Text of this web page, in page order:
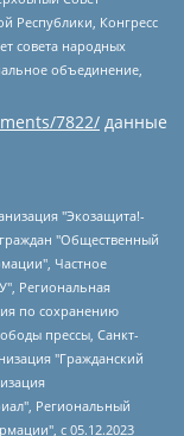
Республики, Конгресс
совета народных
объединение,
7822/ данные
Беляев Иван Михайлович, Владыкина Елена Сергеевна, Гельман Марат Александрович, Никульшина Вероника Юрьевна, Толоконникова Надежда Андреевна, Шендерович Виктор Анатольевич, Общество с ограниченной ответственностью "Данное сообщение", Общество с ограниченной ответственностью Издательский дом "Новая глава", Айнбиндер Александра Александровна, Московский комьюнити-центр для ЛГБТ+инициатив, Благотворительный фонд развития филантропии, Deutsche Welle (Германия, Kurt-Schumacher-Strasse 3, 53113 Bonn), Борзунова Мария Михайловна, Воробьев Виктор Викторович, Голубева Анна Львовна, Константинова Алла Михайловна, Малкова Ирина Владимировна, Мурадов Мурад Абдулгалимович, Осетинская Елизавета Николаевна, Понасенков Евгений Николаевич, Ганапольский Матвей Юрьевич, Киселев Евгений Алексеевич, Борухович Ирина Григорьевна, Дремин Иван Тимофеевич, Дубровский Дмитрий Викторович, Красноярская региональная общественная организация поддержки и развития альтернативных образовательных технологий и межкультурных коммуникаций "ИНТЕРРА", Маяковская Екатерина Алексеевна, Фейгин Марк Захарович, Филимонов Андрей Викторович, Дзугкоева Регина Николаевна, Доброхотов Роман Александрович, Дудь Юрий Александрович, Елкин Сергей Владимирович, Кругликов Кирилл Игоревич, Сабунаева Мария Леонидовна, Семенов Алексей Владимирович, Шаинян Карен Багратович, Шульман Екатерина Михайловна, Асафьев Артур Валерьевич, Вахштайн Виктор Семенович, Венедиктов Алексей Алексеевич, Лушникова Екатерина Евгеньевна, Волков Леонид Михайлович, Невзоров Александр Глебович, Пархоменко Сергей Борисович, Сироткин Ярослав Николаевич, Кара-Мурза Владимир Владимирович, Баранова Наталья Владимировна, Гозман Леонид Яковлевич, Кагарлицкий Борис Юльевич, Климарев Михаил Валерьевич, Милов Владимир Станиславович, Автономная некоммерческая организация Краснодарский центр современного искусства "Типография", Моргенштерн Алишер Тагирович, Соболь Любовь Эдуардовна, Общество с ограниченной ответственностью "ЛИЗА НОРМ", Каспаров Гарри Кимович, Ходорковский Михаил Борисович, Общество с ограниченной ответственностью "Апрельские тезисы", Данилович Ирина Брониславовна, Кашин Олег Владимирович, Петров Николай Владимирович, Пивоваров Алексей Владимирович, Соколов Михаил Владимирович, Цветкова Юлия Владимировна, Чичваркин Евгений Александрович, Комитет против пыток/Команда против пыток, Общество с ограниченной ответственностью "Первый научный", Общество с ограниченной ответственностью "Вертолет и ко", Белоцерковская Вероника Борисовна, Кац Максим Евгеньевич, Лазарева Татьяна Юрьевна, Шаведдинов Руслан Табризович, Яшин Илья Валерьевич, Общество с ограниченной ответственностью "Иноагент ААВ", Алешковский Дмитрий Петрович, Альбац Евгения Марковна, Быков Дмитрий Львович, Галямина Юлия Евгеньевна, Лойко Сергей Леонидович, Мартынов Кирилл Константинович, Медведев Сергей Александрович, Крашенинников Федор Геннадиевич, Гордеева Катерина Вл